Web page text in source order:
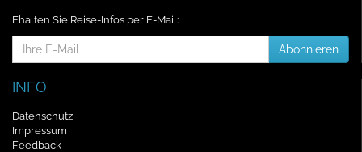
Ehalten Sie Reise-Infos per E-Mail:
Mail-
Abonnieren
INFO
Datenschutz
Impressum
Feedback